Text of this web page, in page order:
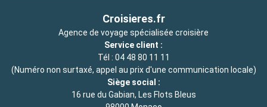
Croisieres.fr
Agence de voyage spécialisée croisière
Service client :
Tél : 04 48 80 11 11
(Numéro non surtaxé, appel au prix d'une communication locale)
Siège social :
16 rue du Gabian, Les Flots Bleus